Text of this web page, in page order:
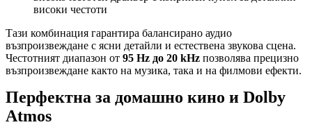
високи честоти
Тази комбинация гарантира балансирано аудио
възпроизвеждане с ясни детайли и естествена звукова сцена.
Честотният диапазон от 95 Hz до 20 kHz позволява прецизно
възпроизвеждане както на музика, така и на филмови ефекти.
Перфектна за домашно кино и Dolby
Atmos